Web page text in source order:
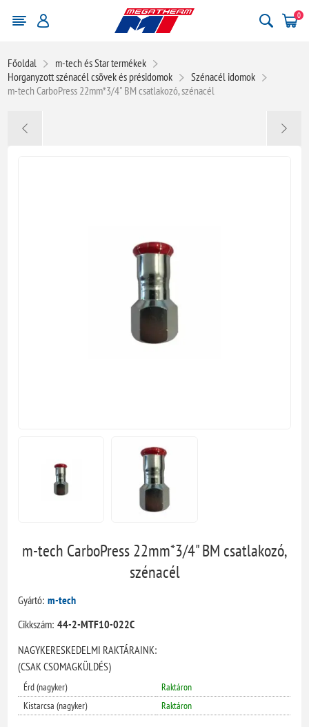
0
Főoldal
m-tech és Star termékek
Horganyzott szénacél csövek és présidomok
Szénacél idomok
m-tech CarboPress 22mm*3/4" BM csatlakozó, szénacél
m-tech CarboPress 22mm*3/4" BM csatlakozó,
szénacél
Gyártó: m-tech
Cikkszám: 44-2-MTF10-022C
NAGYKERESKEDELMI RAKTÁRAINK:
(CSAK CSOMAGKÜLDÉS)
Érd (nagyker)
Raktáron
Kistarcsa (nagyker)
Raktáron